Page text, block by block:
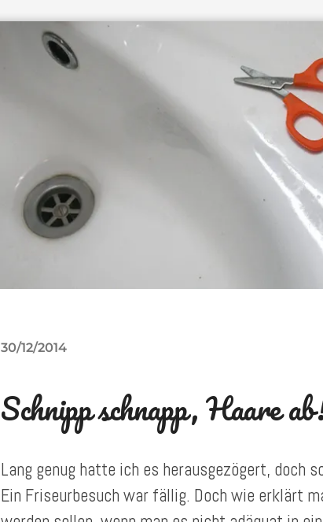
30/12/2014
Schnipp schnapp, Haare
Lang genug hatte ich es herausgezögert, doch
Ein Friseurbesuch war fällig. Doch wie erklärt